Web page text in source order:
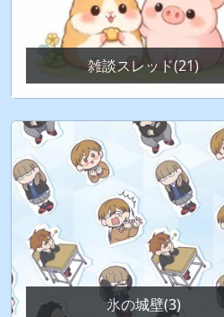
雑談スレッド(21)
氷の城壁(3)